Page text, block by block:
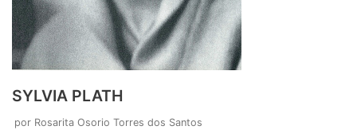
SYLVIA PLATH
por Rosarita Osorio Torres dos Santos